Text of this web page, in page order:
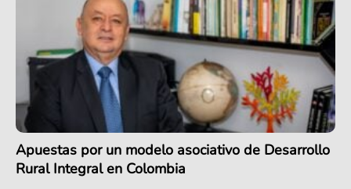
Apuestas por un modelo asociativo de Desarrollo
Rural Integral en Colombia